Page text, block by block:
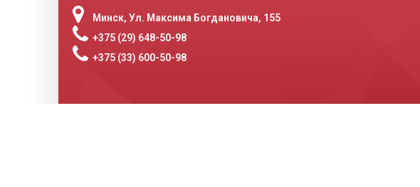
Минск, Ул. Максима Богдановича, 155
+375 (29) 648-50-98
+375 (33) 600-50-98